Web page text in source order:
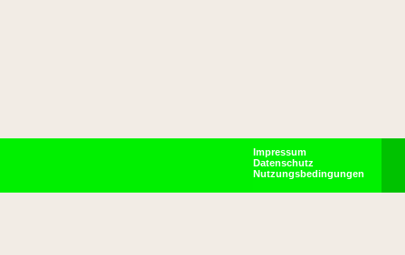
Impressum
Datenschutz
Nutzungsbedingungen